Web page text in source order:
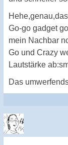
Go-go gadget
mein Nachbar
Go und Crazy
Lautstärke
Das